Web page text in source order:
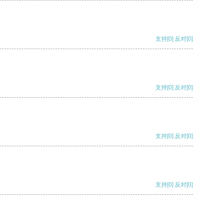
支持[0] 反对[0]
支持[0] 反对[0]
支持[0] 反对[0]
支持[0] 反对[0]